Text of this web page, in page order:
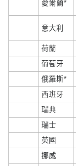
愛爾蘭*
意大利
荷蘭
葡萄牙
俄羅斯*
西班牙
瑞典
瑞士
英國
挪威